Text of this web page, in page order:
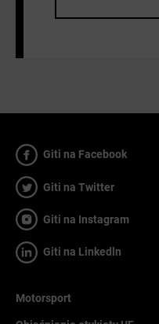
Giti na Facebook
Giti na Twitter
Giti na Instagram
Giti na Linkedln
Motorsport